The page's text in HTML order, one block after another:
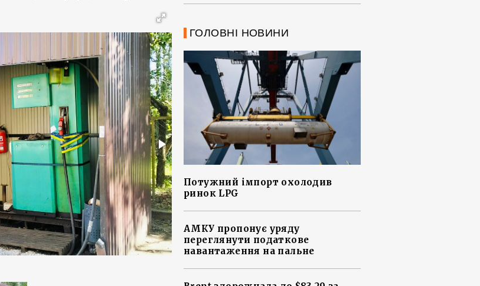
ГОЛОВНІ НОВИНИ
Потужний імпорт охолодив
ринок LPG
АМКУ пропонує уряду
переглянути податкове
навантаження на пальне